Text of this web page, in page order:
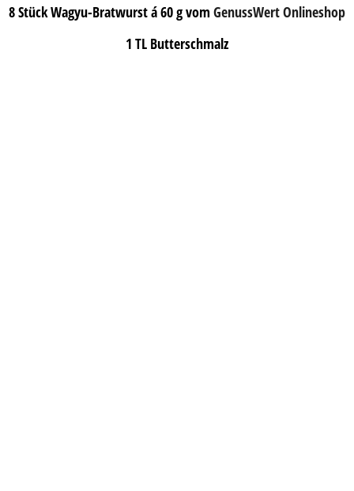
8 Stück Wagyu-Bratwurst á 60 g vom GenussWert Onlineshop
1 TL Butterschmalz